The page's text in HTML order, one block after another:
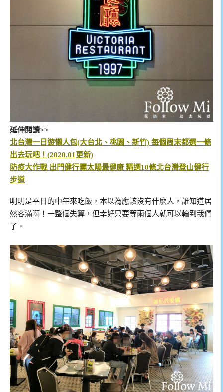
延伸閱讀>>
北台灣一日遊懶人包(大台北、桃園、新竹) 每個周末都選一條
出去玩吧！(2020.01更新)
防疫大作戰 出門健行曬太陽最健康 精選10條北台灣登山健行
步道
明明是平日的中午來吃飯，本以為應該沒有什麼人，誰知道居
然客滿啊！一整個失算，但幸好只要等兩個人就可以輪到我們
了。